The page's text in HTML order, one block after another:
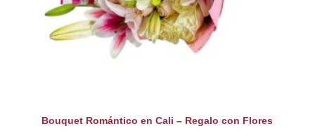
Bouquet Romántico en Cali – Regalo con Flores